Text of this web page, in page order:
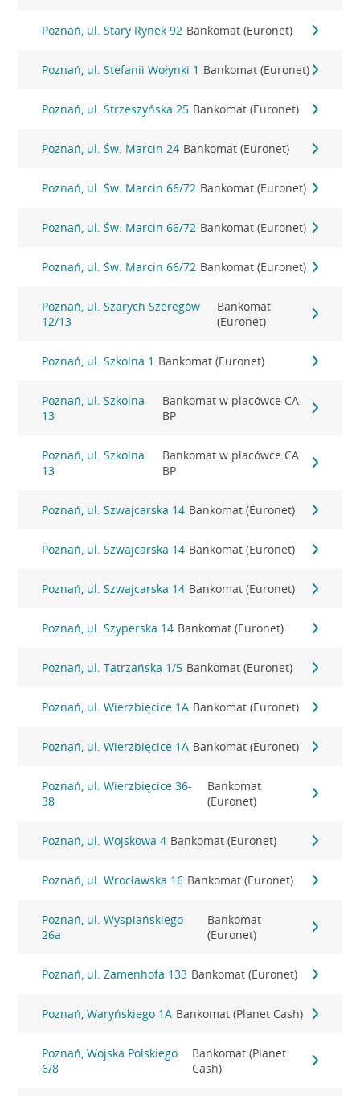
Poznań, ul. Stary Rynek 92 Bankomat (Euronet)
Poznań, ul. Stefanii Wołynki 1 Bankomat (Euronet)
Poznań, ul. Strzeszyńska 25 Bankomat (Euronet)
Poznań, ul. Św. Marcin 24 Bankomat (Euronet)
Poznań, ul. Św. Marcin 66/72 Bankomat (Euronet)
Poznań, ul. Św. Marcin 66/72 Bankomat (Euronet)
Poznań, ul. Św. Marcin 66/72 Bankomat (Euronet)
Poznań, ul. Szarych Szeregów
12/13
Bankomat
(Euronet)
Poznań, ul. Szkolna 1 Bankomat (Euronet)
Poznań, ul. Szkolna
13
Bankomat w placówce CA
BP
Poznań, ul. Szkolna
13
Bankomat w placówce CA
BP
Poznań, ul. Szwajcarska 14 Bankomat (Euronet)
Poznań, ul. Szwajcarska 14 Bankomat (Euronet)
Poznań, ul. Szwajcarska 14 Bankomat (Euronet)
Poznań, ul. Szyperska 14 Bankomat (Euronet)
Poznań, ul. Tatrzańska 1/5 Bankomat (Euronet)
Poznań, ul. Wierzbięcice 1A Bankomat (Euronet)
Poznań, ul. Wierzbięcice 1A Bankomat (Euronet)
Poznań, ul. Wierzbięcice 36-
38
Bankomat
(Euronet)
Poznań, ul. Wojskowa 4 Bankomat (Euronet)
Poznań, ul. Wrocławska 16 Bankomat (Euronet)
Poznań, ul. Wyspiańskiego
26a
Bankomat
(Euronet)
Poznań, ul. Zamenhofa 133 Bankomat (Euronet)
Poznań, Waryńskiego 1A Bankomat (Planet Cash)
Poznań, Wojska Polskiego
6/8
Bankomat (Planet
Cash)